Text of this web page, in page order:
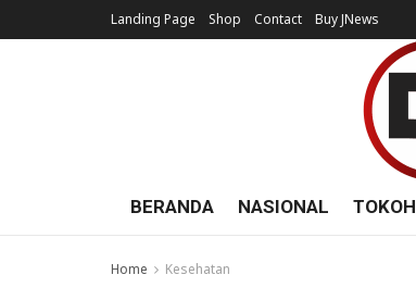
Landing Page Shop Contact Buy JNews
BERANDA NASIONAL TOKOH
Home Kesehatan